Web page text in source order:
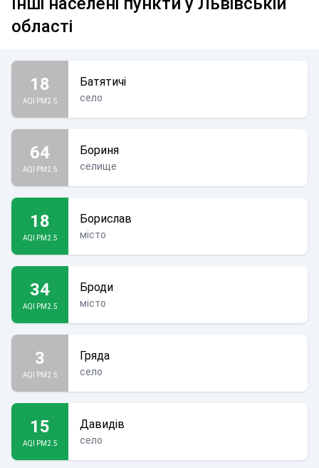
області
18
AQI PM2.5
Батятичі
село
64
AQI PM2.5
Бориня
селище
18
AQI PM2.5
Борислав
місто
34
AQI PM2.5
Броди
місто
3
AQI PM2.5
Гряда
село
15
AQI PM2.5
Давидів
село